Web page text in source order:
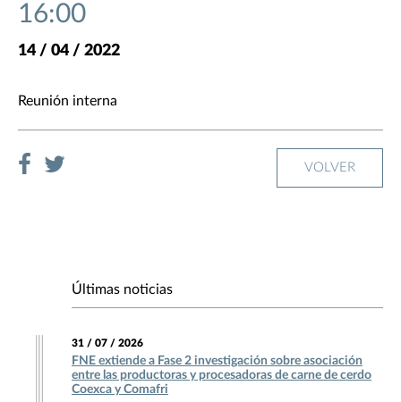
16:00
14 / 04 / 2022
Reunión interna
VOLVER
Últimas noticias
31 / 07 / 2026
FNE extiende a Fase 2 investigación sobre asociación
entre las productoras y procesadoras de carne de cerdo
Coexca y Comafri